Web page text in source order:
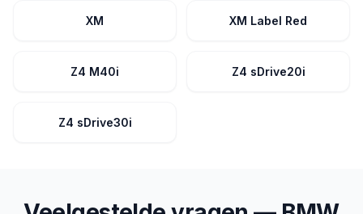
XM XM Label Red
Z4 M40i Z4 sDrive20i
Z4 sDrive30i